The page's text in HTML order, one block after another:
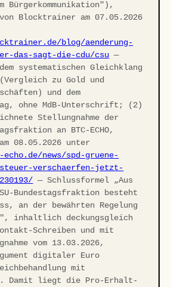
Bürgerkommunikation"),
Blocktrainer am 07.05.2026
blog/aenderung-
das-sagt-die-cdu/csu —
systematischen Gleichklang
zu Gold und
und dem
ohne MdB-Unterschrift; (2)
Stellungnahme der
an BTC-ECHO,
08.05.2026 unter
news/spd-gruene-
verschaerfen-jetzt-
— Schlussformel „Aus
Bundestagsfraktion besteht
an der bewährten Regelung
inhaltlich deckungsgleich
Schreiben und mit
vom 13.03.2026,
digitaler Euro
mit
Damit liegt die Pro-Erhalt-